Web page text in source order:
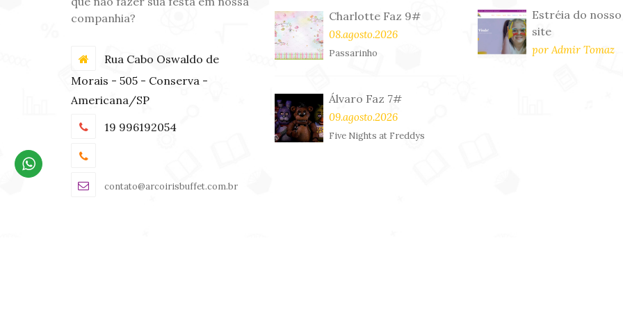
companhia?
Rua Cabo Oswaldo de
Morais - 505 - Conserva -
Americana/SP
19 996192054
contato@arcoirisbuffet.com.br
Charlotte Faz 9#
08.agosto.2026
Passarinho
Álvaro Faz 7#
09.agosto.2026
Five Nights at Freddys
Estréia do
site
por Admir Tomaz